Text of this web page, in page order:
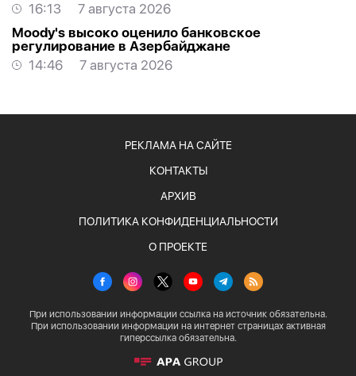
16:13
7 августа 2026
Moody's высоко оценило банковское
регулирование в Азербайджане
14:46
7 августа 2026
РЕКЛАМА НА САЙТЕ
КОНТАКТЫ
АРХИВ
ПОЛИТИКА КОНФИДЕНЦИАЛЬНОСТИ
О ПРОЕКТЕ
При использовании информации ссылка на источник обязательна.
При использовании информации на интернет страницах активная
гиперссылка обязательна.